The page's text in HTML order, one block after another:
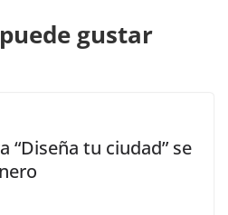
gustar
“Diseña tu ciudad” se